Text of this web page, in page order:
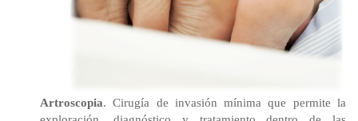
Artroscopia. Cirugía de invasión mínima que permite la